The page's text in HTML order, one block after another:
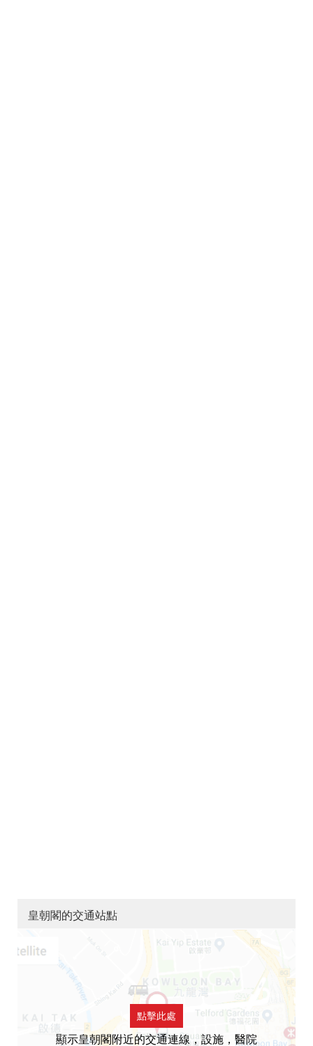
皇朝閣的交通站點
點擊此處
顯示皇朝閣附近的交通連線，設施，醫院